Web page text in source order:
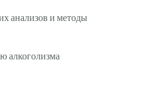
анализов и методы
алкоголизма